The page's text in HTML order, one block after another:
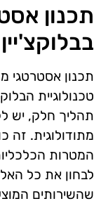
תכנון
בבלוקצ'יין
תכנון אסטרטגי
טכנולוגיית
תהליך חלק, יש
מתודולוגית. זה
המטרות
לבחון את כל
שהשירותים